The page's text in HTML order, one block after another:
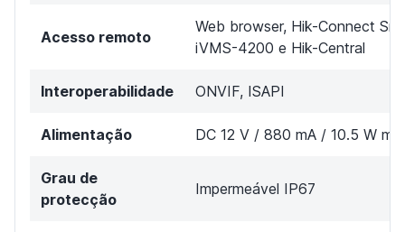
Acesso remoto
Web browser, Hik-Connect
iVMS-4200 e Hik-Central
Interoperabilidade ONVIF, ISAPI
Alimentação DC 12 V / 880 mA / 10.5 W
Grau de
protecção
Impermeável IP67